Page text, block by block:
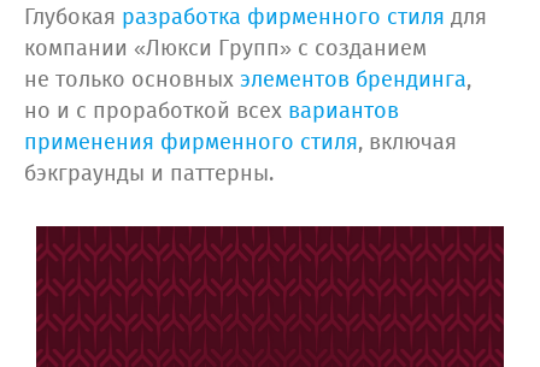
Глубокая разработка фирменного стиля для
компании «Люкси Групп» с созданием
не только основныхэлементов брендинга,
но и с проработкой всех вариантов
применения фирменного стиля, включая
бэкграунды и паттерны.